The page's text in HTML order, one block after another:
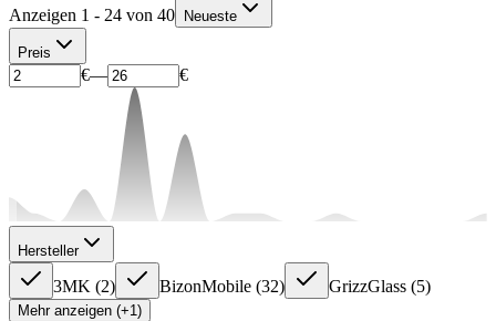
Anzeigen 1 - 24 von 40 Neueste
Preis
€— €
Hersteller
3MK (2) BizonMobile (32) GrizzGlass (5)
Mehr anzeigen (+1)